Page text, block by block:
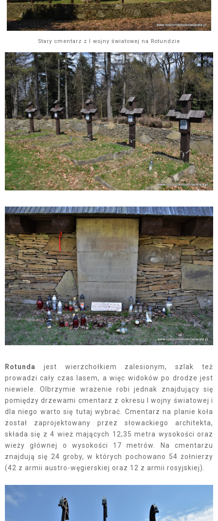
Stary cmentarz z I wojny światowej na Rotundzie
Rotunda
jest wierzchołkiem zalesionym, szlak też
prowadzi cały czas lasem, a więc widoków po drodze jest
niewiele. Olbrzymie wrażenie robi jednak znajdujący się
pomiędzy drzewami cmentarz z okresu I wojny światowej i
dla niego warto się tutaj wybrać. Cmentarz na planie koła
został zaprojektowany przez słowackiego architekta,
składa się z 4 wież mających 12,35 metra wysokości oraz
wieży głównej o wysokości 17 metrów. Na cmentarzu
znajdują się 24 groby, w których pochowano 54 żołnierzy
(42 z armii austro-węgierskiej oraz 12 z armii rosyjskiej).